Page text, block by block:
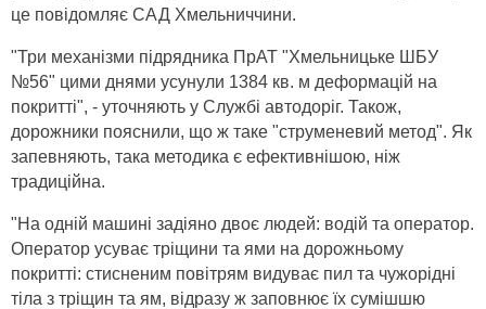
це повідомляє САД Хмельниччини.
"Три механізми підрядника ПрАТ "Хмельницьке ШБУ
№56" цими днями усунули 1384 кв. м деформацій на
покритті", - уточняють у Службі автодоріг. Також,
дорожники пояснили, що ж таке "струменевий метод". Як
запевняють, така методика є ефективнішою, ніж
традиційна.
"На одній машині задіяно двоє людей: водій та оператор.
Оператор усуває тріщини та ями на дорожньому
покритті: стисненим повітрям видуває пил та чужорідні
тіла з тріщин та ям, відразу ж заповнює їх сумішшю